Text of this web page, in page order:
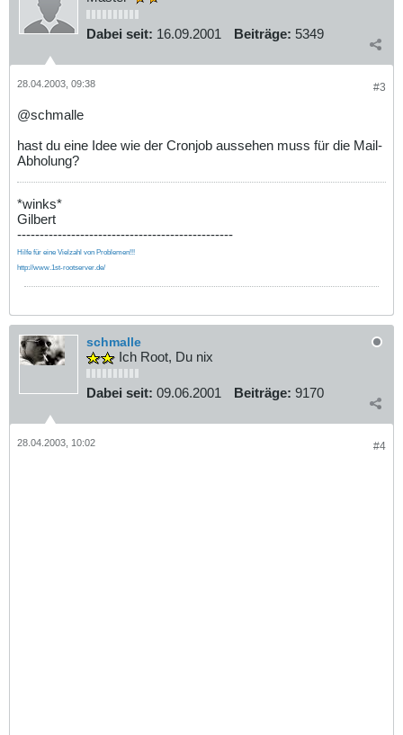
Dabei seit: 16.09.2001 Beiträge: 5349
#3
28.04.2003, 09:38
@schmalle
hast du eine Idee wie der Cronjob aussehen muss für die Mail-
Abholung?
*winks*
Gilbert
------------------------------------------------
Hilfe für eine Vielzahl von Problemen!!!
http://www.1st-rootserver.de/
schmalle
Ich Root, Du nix
Dabei seit: 09.06.2001 Beiträge: 9170
#4
28.04.2003, 10:02